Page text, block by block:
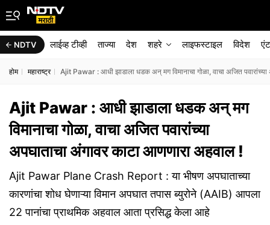
NDTV लाईव्ह टीव्ही ताज्या देश शहरे लाइफस्टाइल विदेश
होम महाराष्ट्र Ajit Pawar : आधी झाडाला धडक अन् मग विमानाचा गोळा, वाचा अजित
Ajit Pawar : आधी झाडाला धडक अन् मग
विमानाचा गोळा, वाचा अजित पवारांच्या
अपघाताचा अंगावर काटा आणणारा अहवाल !
Ajit Pawar Plane Crash Report : या भीषण अपघाताच्या
कारणांचा शोध घेणाऱ्या विमान अपघात तपास ब्युरोने (AAIB) आपला
22 पानांचा प्राथमिक अहवाल आता प्रसिद्ध केला आहे